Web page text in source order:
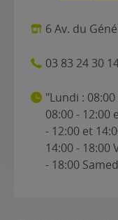
6 Av. du
03 83 24 30
"Lundi :
08:00 - 12:00
- 12:00 et
14:00 - 18:00
- 18:00